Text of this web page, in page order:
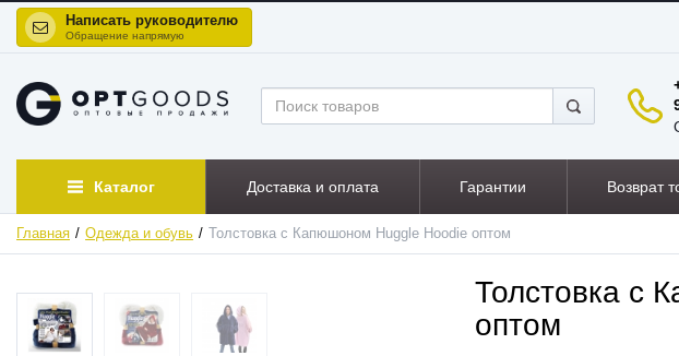
Написать руководителю
Обращение напрямую
Каталог Доставка и оплата Гарантии Возврат
Главная Одежда и обувь Толстовка с Капюшоном Huggle Hoodie оптом
Толстовка с
оптом